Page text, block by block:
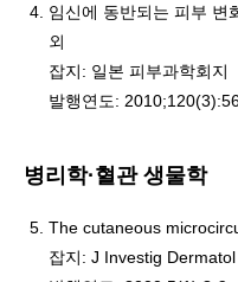
임신에 동반되는 피부 변
외
잡지: 일본 피부과학회지
발행연도:
병리학·혈관 생물학
The cutaneous
잡지: J Investig Dermatol